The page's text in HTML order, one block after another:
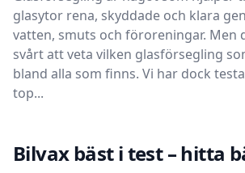
glasytor rena, skyddade och klara
vatten, smuts och föroreningar. Men
svårt att veta vilken glasförsegling
bland alla som finns. Vi har dock
top...
Bilvax bäst i test – hitta